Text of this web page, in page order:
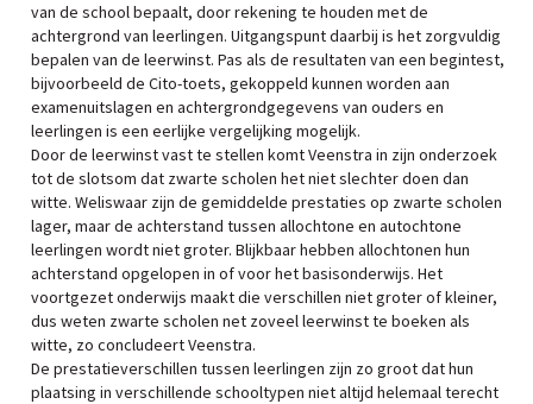
van de school bepaalt, door rekening te houden met de
achtergrond van leerlingen. Uitgangspunt daarbij is het zorgvuldig
bepalen van de leerwinst. Pas als de resultaten van een begintest,
bijvoorbeeld de Cito-toets, gekoppeld kunnen worden aan
examenuitslagen en achtergrondgegevens van ouders en
leerlingen is een eerlijke vergelijking mogelijk.
Door de leerwinst vast te stellen komt Veenstra in zijn onderzoek
tot de slotsom dat zwarte scholen het niet slechter doen dan
witte. Weliswaar zijn de gemiddelde prestaties op zwarte scholen
lager, maar de achterstand tussen allochtone en autochtone
leerlingen wordt niet groter. Blijkbaar hebben allochtonen hun
achterstand opgelopen in of voor het basisonderwijs. Het
voortgezet onderwijs maakt die verschillen niet groter of kleiner,
dus weten zwarte scholen net zoveel leerwinst te boeken als
witte, zo concludeert Veenstra.
De prestatieverschillen tussen leerlingen zijn zo groot dat hun
plaatsing in verschillende schooltypen niet altijd helemaal terecht